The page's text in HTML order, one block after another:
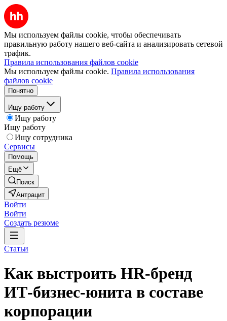
Мы используем файлы cookie, чтобы обеспечивать
правильную работу нашего веб-сайта и анализировать сетевой
трафик.
Правила использования файлов cookie
Мы используем файлы cookie. Правила использования
файлов cookie
Понятно
Ищу работу
Ищу работу
Ищу работу
Ищу сотрудника
Сервисы
Помощь
Ещё
Поиск
Антрацит
Войти
Войти
Создать резюме
Статьи
Как выстроить HR-бренд
ИТ-бизнес-юнита в составе
корпорации